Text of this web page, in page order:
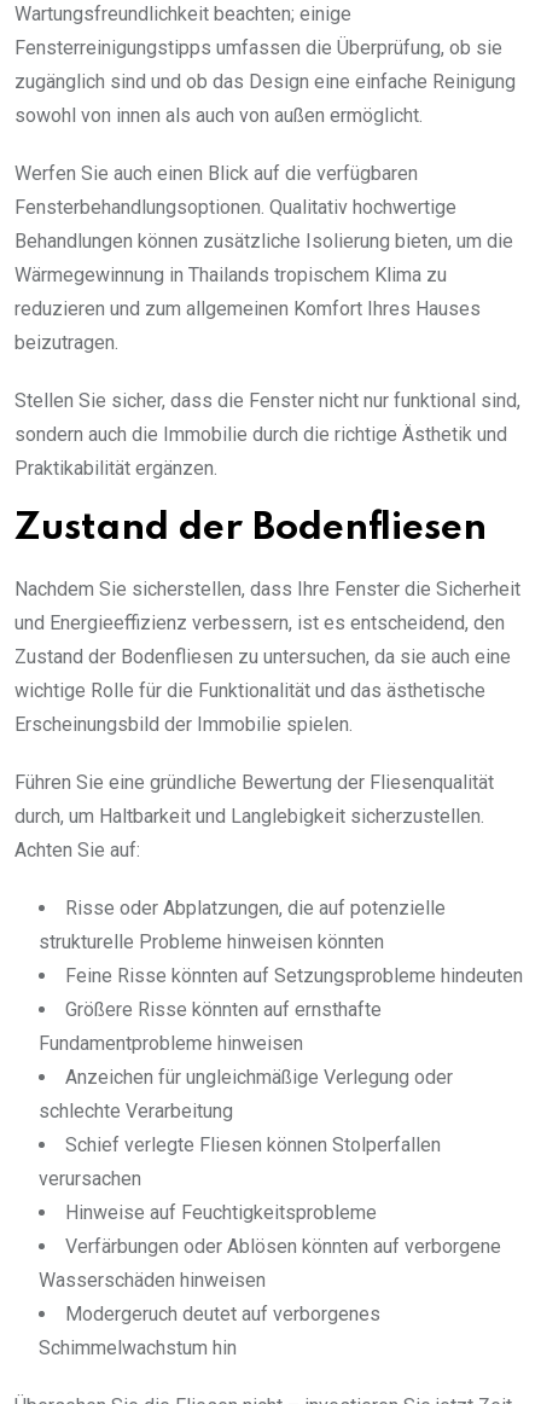
Wartungsfreundlichkeit beachten; einige
Fensterreinigungstipps umfassen die Überprüfung, ob sie
zugänglich sind und ob das Design eine einfache Reinigung
sowohl von innen als auch von außen ermöglicht.
Werfen Sie auch einen Blick auf die verfügbaren
Fensterbehandlungsoptionen. Qualitativ hochwertige
Behandlungen können zusätzliche Isolierung bieten, um die
Wärmegewinnung in Thailands tropischem Klima zu
reduzieren und zum allgemeinen Komfort Ihres Hauses
beizutragen.
Stellen Sie sicher, dass die Fenster nicht nur funktional sind,
sondern auch die Immobilie durch die richtige Ästhetik und
Praktikabilität ergänzen.
Zustand der Bodenfliesen
Nachdem Sie sicherstellen, dass Ihre Fenster die Sicherheit
und Energieeffizienz verbessern, ist es entscheidend, den
Zustand der Bodenfliesen zu untersuchen, da sie auch eine
wichtige Rolle für die Funktionalität und das ästhetische
Erscheinungsbild der Immobilie spielen.
Führen Sie eine gründliche Bewertung der Fliesenqualität
durch, um Haltbarkeit und Langlebigkeit sicherzustellen.
Achten Sie auf:
Risse oder Abplatzungen, die auf potenzielle
strukturelle Probleme hinweisen könnten
Feine Risse könnten auf Setzungsprobleme hindeuten
Größere Risse könnten auf ernsthafte
Fundamentprobleme hinweisen
Anzeichen für ungleichmäßige Verlegung oder
schlechte Verarbeitung
Schief verlegte Fliesen können Stolperfallen
verursachen
Hinweise auf Feuchtigkeitsprobleme
Verfärbungen oder Ablösen könnten auf verborgene
Wasserschäden hinweisen
Modergeruch deutet auf verborgenes
Schimmelwachstum hin